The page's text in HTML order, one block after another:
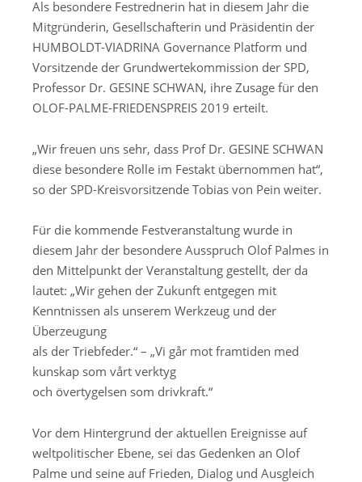
Als besondere Festrednerin hat in diesem Jahr die
Mitgründerin, Gesellschafterin und Präsidentin der
HUMBOLDT-VIADRINA Governance Platform und
Vorsitzende der Grundwertekommission der SPD,
Professor Dr. GESINE SCHWAN, ihre Zusage für den
OLOF-PALME-FRIEDENSPREIS 2019 erteilt.
„Wir freuen uns sehr, dass Prof Dr. GESINE SCHWAN
diese besondere Rolle im Festakt übernommen hat“,
so der SPD-Kreisvorsitzende Tobias von Pein weiter.
Für die kommende Festveranstaltung wurde in
diesem Jahr der besondere Ausspruch Olof Palmes in
den Mittelpunkt der Veranstaltung gestellt, der da
lautet: „Wir gehen der Zukunft entgegen mit
Kenntnissen als unserem Werkzeug und der
Überzeugung
als der Triebfeder.“ – „Vi går mot framtiden med
kunskap som vårt verktyg
och övertygelsen som drivkraft.“
Vor dem Hintergrund der aktuellen Ereignisse auf
weltpolitischer Ebene, sei das Gedenken an Olof
Palme und seine auf Frieden, Dialog und Ausgleich